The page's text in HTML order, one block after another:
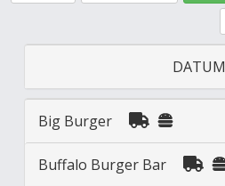
DATUM
Big Burger
Buffalo Burger Bar